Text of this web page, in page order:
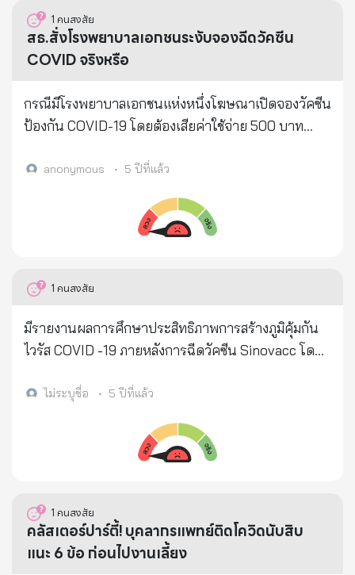
ไปข้างหน้า 1 เดือนได้ตามนี้ครับ กราฟ Total Case
ประเมินไปข้างหน้า 1 เดือนครึ่ง: ข่าวร้าย: 1. ถึงจะทำดี
ไปอีก 13 วันเตรียมรับอีกอย่างน้อย ประมาณ 20,000
ครับ 2. ตัวเลข Daily New Case จะยืนอยู่ระดับ 1,600 -
Case จะอยู่ระดับ >1,000 ไปจนสิ้นเดือนเม.ย. เดือน
4. วันที่ 18 พ.ค. เปิดเทอมตัวเลขจะอยู่แถวๆ 44,000
และมี Daily New Case ประมาณ 215 จะเป็นการตัดสิน
ถ้าไม่มีใครการ์ดตกยืนระยะไม่อยู่เสียก่อน 6. นี่คือ Best
Case Scenario 7. แทบไม่เคยมีใครวิ่งตามเส้น Best
Case Scenario นี้ได้ ยกเว้น จีน ออสเตรเลีย เกาหลี และ
ม.ค. ข่าวดี: 1. อย่างน้อยวันจันทร์ที่จะถึงนี้ก็ยังอยู่แถวๆ
15,000 ซึ่งต่ำกว่า 40,000 ซึ่งเป็น Worst Case มาก 2.
ถ้าช่วยกันจะสามารถจบได้ภายใน 2 เดือนโดยอยู่แถว
45,000 ครับ 3. เราเคยวิ่งตาม Curve แบบนี้สำเร็จมา
กราฟ Negative Exponential ที่มี Time Constant 9.1
มาแล้ว 5 วัน ซึ่งหมายถึงเรากำลังเริ่มตั้งหลักได้และ
สงกรานต์ที่ผ่านมาเราก็ทำได้ดีครับ จากนี้ไปต้องรักษา
พันธุ์โอมิครอน เพื่อรับมือกับการระบาดดังกล่าว ที่มา :
สำนักข่าวกรองแห่งชาติ #ศูนย์ข้อมูลCOVID19
#PRDCOVID19
ไวรัสโคโรนา 2019 (COVID-19) กรุงเทพมหานคร ครั้งที่
12/2564 เมื่อ 14 ก.ค.64 มีมติให้เร่งรัดฉีดวัคซีนแก่ผู้สูง
อายุ เนื่องจากเป็นกลุ่มเปราะบางที่เสี่ยงต่อการติดเชื้อได้
สูง จึงจำเป็นต้องเร่งฉีดวัคซีนในกลุ่มผู้สูงอายุให้ครบ
ทั้งหมดโดยเร็ว โดยกำหนดเปิดรับลงทะเบียนผ่าน
เริ่มฉีดวัคซีนวันที่ 19 ก.ค.64 ณ หน่วยความร่วมมือ
หอการค้าไทย ทั้ง 25 จุด กรุงเทพมหานคร ขอเชิญชวนผู้
ที่มีอายุ 60 ปีขึ้นไป (เกิดก่อน 17 ก.ค.2504) สัญชาติไทย
ที่ฉีดวัคซีนได้ ลงทะเบียนเพื่อนัดหมายฉีดวัคซีนได้ตั้งแต่
1 คนสงสัย
สธ.สั่งโรงพยาบาลเอกชนระงับจองฉีดวัคซีน
COVID จริงหรือ
กรณีมีโรงพยาบาลเอกชนแห่งหนึ่งโฆษณาเปิดจองวัคซีน
ป้องกัน COVID-19 โดยต้องเสียค่าใช้จ่าย 500 บาท
สภาวะฉุกเฉิน ยังไม่อนุญาตให้สถานพยาบาลเปิดให้
เอกชนระงับการจองวัคซีนแล้ว จริงหรือ
anonymous • 5 ปีที่แล้ว
1 คนสงสัย
มีรายงานผลการศึกษาประสิทธิภาพการสร้างภูมิคุ้มกัน
ไวรัส COVID -19 ภายหลังการฉีดวัคซีน Sinovacc โดย
กองด่านและทีมงานด่านควบคุมโรคท่าอากาศยาน
เดือน มี.ค. 64 ที่ผ่านมา โดยการเจาะเลือดเพื่อตรวจเช็ค
ระดับภูมิคุ้มกันหลังการฉีดวัคซีน ในช่วงเวลาดังนี้ ✅ 24
16.78 % ✅ 7 วัน หลังรับ วัคซีนเข็มที่ 1 ตรวจวัดระดับ
ภูมิคุ้มกันได้ที่ 25.62 % ✅ 21 วัน หลังรับ วัคซีนเข็มที่ 1
ตรวจวัดระดับภูมิคุ้มกันได้ที่ 30.99 % ✅ 24 ชม. หลังรับ
ไม่ระบุชื่อ • 5 ปีที่แล้ว
1 คนสงสัย
คลัสเตอร์ปาร์ตี้! บุคลากรแพทย์ติดโควิดนับสิบ
แนะ 6 ข้อ ก่อนไปงานเลี้ยง